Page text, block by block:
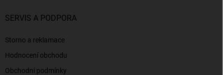
SERVIS A PODPORA
Storno a reklamace
Hodnocení obchodu
Obchodní podmínky